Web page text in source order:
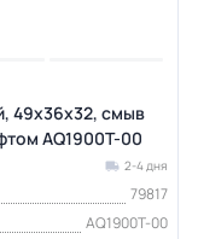
49х36х32, смыв
AQ1900T-00
2-4 дня
79817
AQ1900T-00